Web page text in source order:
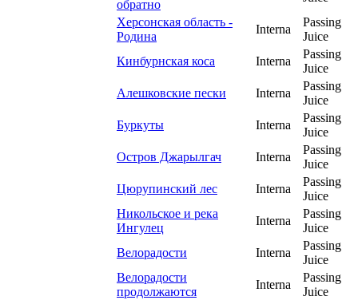
обратно
Херсонская область -
Родина
Interna
Passing
Juice
Кинбурнская коса
Interna
Passing
Juice
Алешковские пески
Interna
Passing
Juice
Буркуты
Interna
Passing
Juice
Остров Джарылгач
Interna
Passing
Juice
Цюрупинский лес
Interna
Passing
Juice
Никольское и река
Ингулец
Interna
Passing
Juice
Велорадости
Interna
Passing
Juice
Велорадости
продолжаются
Interna
Passing
Juice